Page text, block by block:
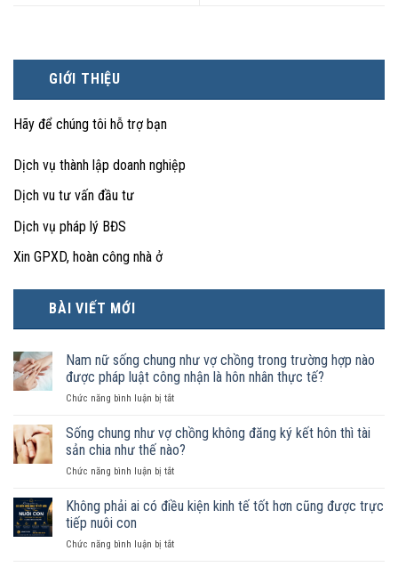
GIỚI THIỆU
Hãy để chúng tôi hỗ trợ bạn
Dịch vụ thành lập doanh nghiệp
Dịch vu tư vấn đầu tư
Dịch vụ pháp lý BĐS
Xin GPXD, hoàn công nhà ở
BÀI VIẾT MỚI
Nam nữ sống chung như vợ chồng trong trường hợp nào
được pháp luật công nhận là hôn nhân thực tế?
Chức năng bình luận bị tắtở
nữ
sống
chung
như
chồng
hợp
Sống chung như vợ chồng không đăng ký kết hôn thì tài
sản chia như thế nào?
Chức năng bình luận bị tắtở
chung
chồng
Không phải ai có điều kiện kinh tế tốt hơn cũng được trực
tiếp nuôi con
Chức năng bình luận bị tắtở